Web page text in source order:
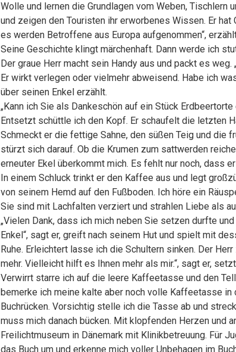
Wolle und lernen die Grundlagen vom Weben,
und zeigen den Touristen ihr erworbenes Wissen. Er
es werden Betroffene aus Europa aufgenommen“,
Seine Geschichte klingt märchenhaft. Dann werde ich
Der graue Herr macht sein Handy aus und packt es
Er wirkt verlegen oder vielmehr abweisend. Habe ich
über seinen Enkel erzählt.
„Kann ich Sie als Dankeschön auf ein Stück
Entsetzt schüttle ich den Kopf. Er schaufelt die letzten
Schmeckt er die fettige Sahne, den süßen Teig und die
stürzt sich darauf. Ob die Krumen zum sattwerden
erneuter Ekel überkommt mich. Es fehlt nur noch, dass
In einem Schluck trinkt er den Kaffee aus und legt
von seinem Hemd auf den Fußboden. Ich höre ein
Sie sind mit Lachfalten verziert und strahlen Liebe als
„Vielen Dank, dass ich mich neben Sie setzen durfte
Enkel“, sagt er, greift nach seinem Hut und spielt mit
Ruhe. Erleichtert lasse ich die Schultern sinken. Der
mehr. Vielleicht hilft es Ihnen mehr als mir.“, sagt er,
Verwirrt starre ich auf die leere Kaffeetasse und den
bemerke ich meine kalte aber noch volle Kaffeetasse
Buchrücken. Vorsichtig stelle ich die Tasse ab und
muss mich danach bücken. Mit klopfenden Herzen und
Freilichtmuseum in Dänemark mit Klinikbetreuung. Für
das Buch um und erkenne mich voller Unbehagen im